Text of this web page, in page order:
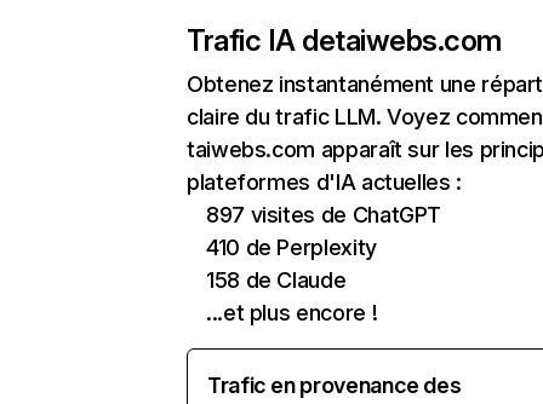
Trafic IA detaiwebs.com
Obtenez instantanément une
claire du trafic LLM. Voyez
taiwebs.com apparaît sur les
plateformes d'IA actuelles :
897 visites de ChatGPT
410 de Perplexity
158 de Claude
...et plus encore !
Trafic en provenance des